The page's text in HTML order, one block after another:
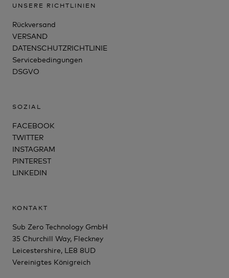
UNSERE RICHTLINIEN
Rückversand
VERSAND
DATENSCHUTZRICHTLINIE
Servicebedingungen
DSGVO
SOZIAL
FACEBOOK
TWITTER
INSTAGRAM
PINTEREST
LINKEDIN
KONTAKT
Sub Zero Technology GmbH
35 Churchill Way, Fleckney
Leicestershire, LE8 8UD
Vereinigtes Königreich